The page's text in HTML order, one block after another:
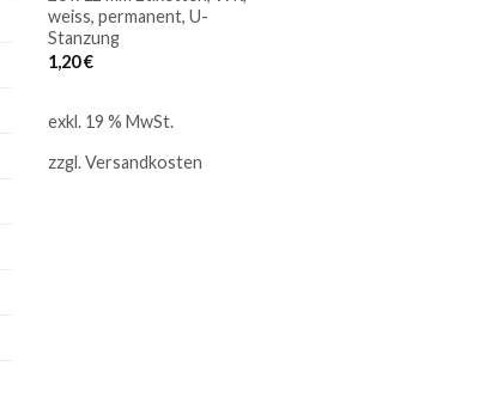
weiss, permanent, U-
Stanzung
1,20€
exkl. 19 % MwSt.
zzgl.Versandkosten